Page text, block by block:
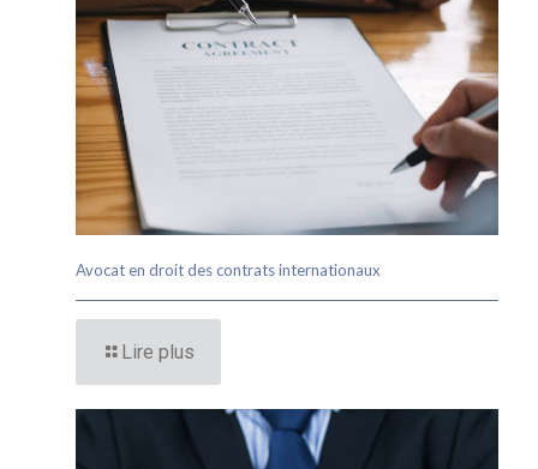
Avocat en droit des contrats internationaux
Lire plus